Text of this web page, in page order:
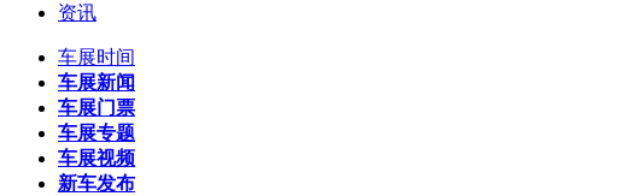
资讯
车展时间
车展新闻
车展门票
车展专题
车展视频
新车发布